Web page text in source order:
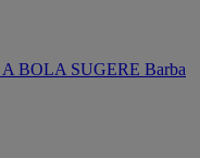
A BOLA SUGERE Barba